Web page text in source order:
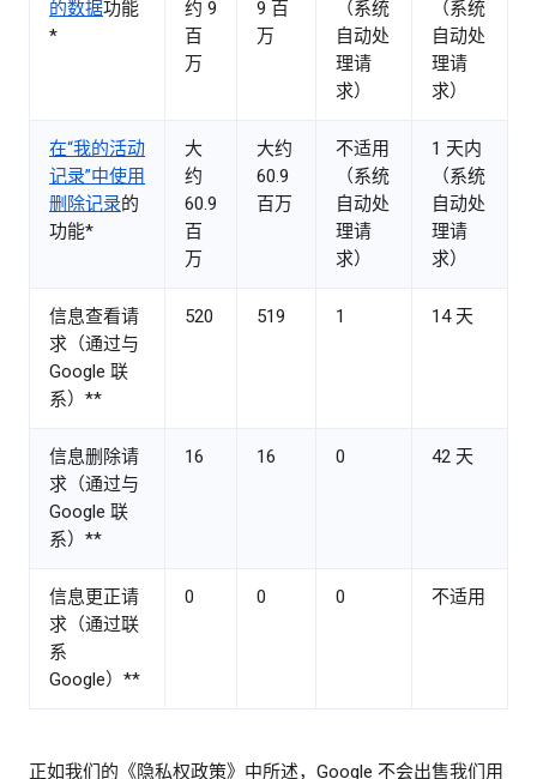
的数据功能
*
约 9
百
万
9 百
万
（系统
自动处
理请
求）
（系统
自动处
理请
求）
在“我的活动
记录”中使用
删除记录的
功能*
大
约
60.9
百
万
大约
60.9
百万
不适用
（系统
自动处
理请
求）
1 天内
（系统
自动处
理请
求）
信息查看请
求（通过与
Google 联
系）**
520 519 1 14 天
信息删除请
求（通过与
Google 联
系）**
16 16 0 42 天
信息更正请
求（通过联
系
Google）**
0 0 0 不适用
正如我们的《隐私权政策》中所述，Google 不会出售我们用